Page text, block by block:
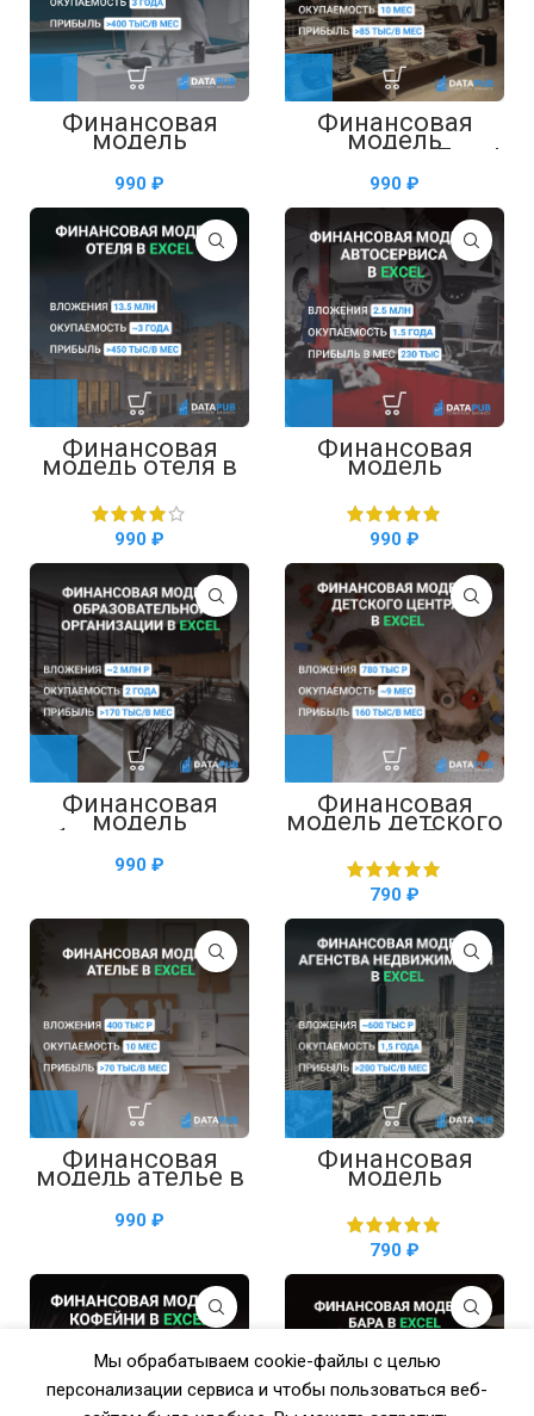
Финансовая
модель
медицинского
центра в Excel
₽
Финансовая
модель
магазина в Excel
₽
Финансовая
модель отеля в
Excel
₽
Финансовая
модель
автосервиса в
Excel
₽
Финансовая
модель
образовательно
й организации в
Excel
₽
Финансовая
модель детского
центра в Excel
₽
Финансовая
модель ателье в
Excel
₽
Финансовая
модель
агентства
недвижимости в
Excel
₽
Мы обрабатываем cookie-файлы с целью
персонализации сервиса и чтобы пользоваться веб-